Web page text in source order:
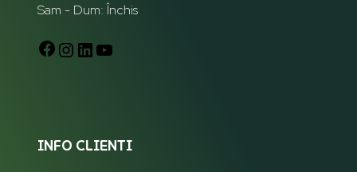
Sam - Dum: Închis
INFO CLIENTI